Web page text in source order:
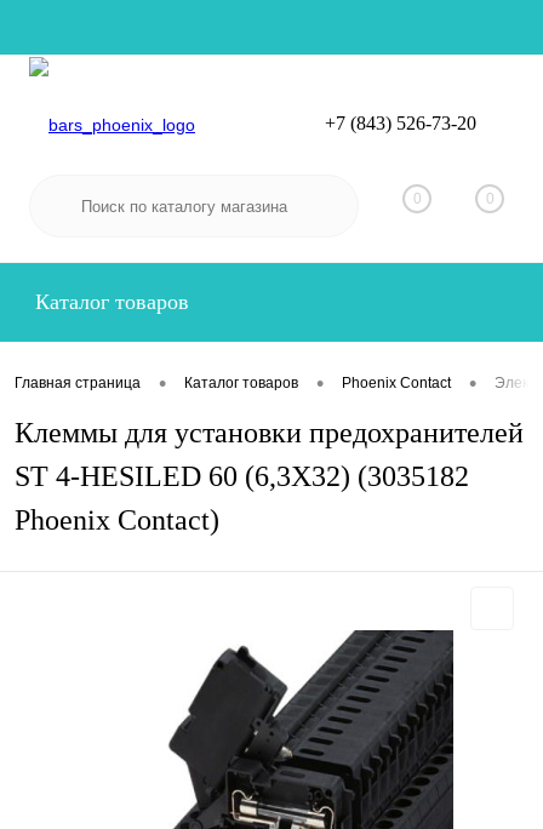
Вход
+7 (843) 526-73-20
0 0
Каталог товаров
Главная страница • Каталог товаров • Phoenix Contact •
Клеммы для установки предохранителей
ST 4-HESILED 60 (6,3X32) (3035182
Phoenix Contact)